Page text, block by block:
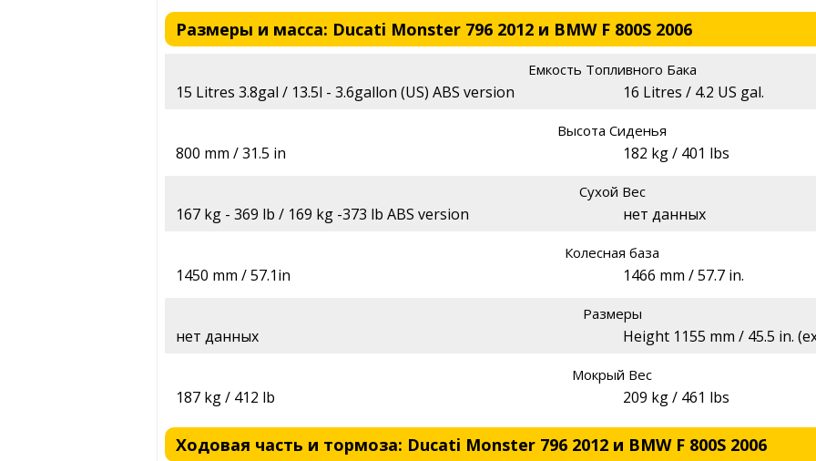
Размеры и масса: Ducati Monster 796 2012 и BMW F 800S 2006
Емкость Топливного Бака
15 Litres 3.8gal / 13.5l - 3.6gallon (US) ABS version 16 Litres / 4.2 US gal.
Высота Сиденья
800 mm / 31.5 in 182 kg / 401 lbs
Сухой Вес
167 kg - 369 lb / 169 kg -373 lb ABS version нет данных
Колесная база
1450 mm / 57.1in 1466 mm / 57.7 in.
Размеры
нет данных Height 1155 mm / 45.5 in.
Мокрый Вес
187 kg / 412 lb 209 kg / 461 lbs
Ходовая часть и тормоза: Ducati Monster 796 2012 и BMW F 800S 2006